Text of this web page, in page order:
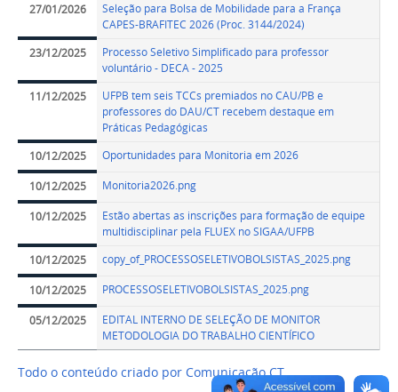
27/01/2026
Seleção para Bolsa de Mobilidade para a França
CAPES-BRAFITEC 2026 (Proc. 3144/2024)
23/12/2025
Processo Seletivo Simplificado para professor
voluntário - DECA - 2025
11/12/2025
UFPB tem seis TCCs premiados no CAU/PB e
professores do DAU/CT recebem destaque em
Práticas Pedagógicas
10/12/2025
Oportunidades para Monitoria em 2026
10/12/2025 Monitoria2026.png
10/12/2025
Estão abertas as inscrições para formação de equipe
multidisciplinar pela FLUEX no SIGAA/UFPB
10/12/2025
copy_of_PROCESSOSELETIVOBOLSISTAS_2025.png
10/12/2025 PROCESSOSELETIVOBOLSISTAS_2025.png
05/12/2025
EDITAL INTERNO DE SELEÇÃO DE MONITOR
METODOLOGIA DO TRABALHO CIENTÍFICO
Todo o conteúdo criado por Comunicação CT…